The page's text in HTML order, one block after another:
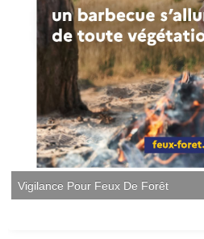
Vigilance Pour Feux De Forêt